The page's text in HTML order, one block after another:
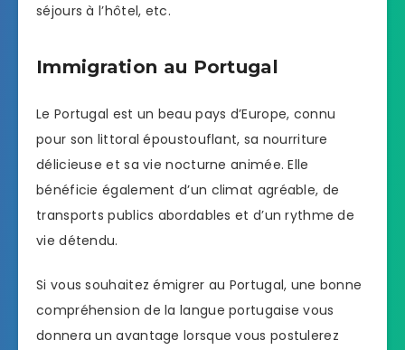
séjours à l’hôtel, etc.
Immigration au Portugal
Le Portugal est un beau pays d’Europe, connu
pour son littoral époustouflant, sa nourriture
délicieuse et sa vie nocturne animée. Elle
bénéficie également d’un climat agréable, de
transports publics abordables et d’un rythme de
vie détendu.
Si vous souhaitez émigrer au Portugal, une bonne
compréhension de la langue portugaise vous
donnera un avantage lorsque vous postulerez